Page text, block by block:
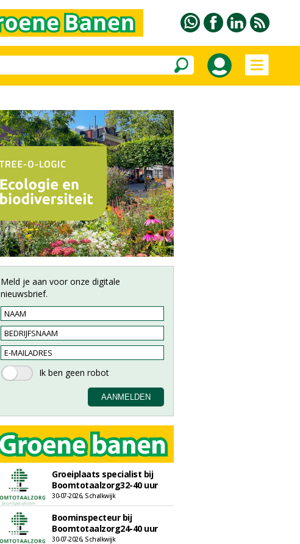
Meld je aan voor onze digitale
nieuwsbrief.
Groeiplaats specialist bij
Boomtotaalzorg32-40 uur
30-07-2026, Schalkwijk
Boominspecteur bij
Boomtotaalzorg24-40 uur
30-07-2026, Schalkwijk